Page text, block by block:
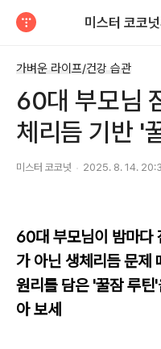
가벼운 라이프/건강 습관
60대 부모님
체리듬 기반 '
미스터 코코넛 2025. 8. 14.
60대 부모님이 밤마다
가 아닌 생체리듬 문제
원리를 담은 '꿀잠 루틴
아 보세